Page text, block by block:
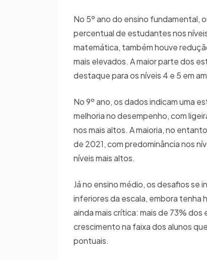
No 5º ano do ensino fundamental,
percentual de estudantes nos
matemática, também houve
mais elevados. A maior parte dos
destaque para os níveis 4 e 5 em
No 9º ano, os dados indicam uma
melhoria no desempenho, com
nos mais altos. A maioria, no
de 2021, com predominância nos
níveis mais altos.
Já no ensino médio, os desafios se
inferiores da escala, embora tenha
ainda mais crítica: mais de 73%
crescimento na faixa dos alunos
pontuais.